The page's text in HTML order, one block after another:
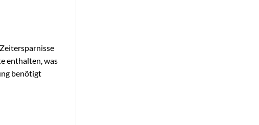
enthalten, was
benötigt